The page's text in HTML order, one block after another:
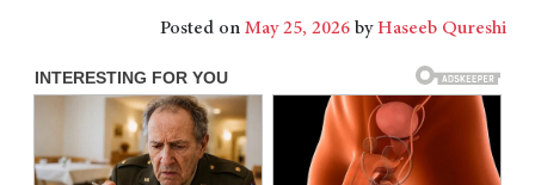
Posted onMay 25, 2026byHaseeb Qureshi